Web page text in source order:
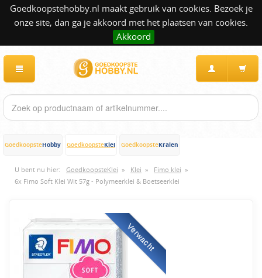
Goedkoopstehobby.nl maakt gebruik van cookies. Bezoek je
onze site, dan ga je akkoord met het plaatsen van cookies.
Akkoord
GoedkoopsteHobby GoedkoopsteKlei GoedkoopsteKralen
U bent nu hier: GoedkoopsteKlei » Klei » Fimo klei »
6x Fimo Soft Klei Wit 57g - Polymeerklei & Boetseerklei
Verwacht